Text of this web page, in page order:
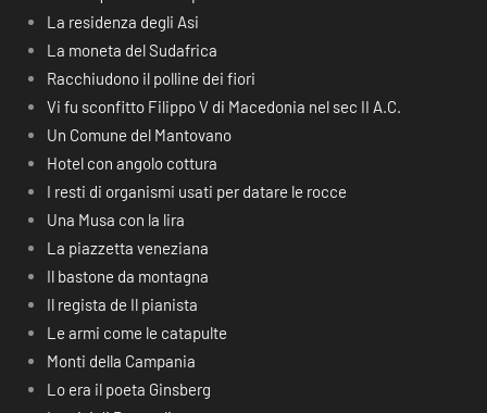
La residenza degli Asi
La moneta del Sudafrica
Racchiudono il polline dei fiori
Vi fu sconfitto Filippo V di Macedonia nel sec II A.C.
Un Comune del Mantovano
Hotel con angolo cottura
I resti di organismi usati per datare le rocce
Una Musa con la lira
La piazzetta veneziana
Il bastone da montagna
Il regista de Il pianista
Le armi come le catapulte
Monti della Campania
Lo era il poeta Ginsberg